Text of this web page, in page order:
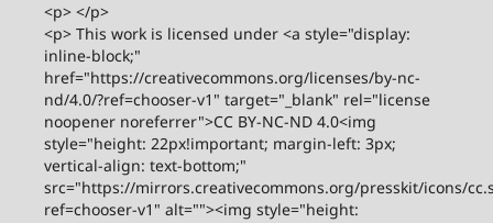
<p> </p>
<p> This work is licensed under <a style="display:
inline-block;"
href="https://creativecommons.org/licenses/by-nc-
nd/4.0/?ref=chooser-v1" target="_blank" rel="license
noopener noreferrer">CC BY-NC-ND 4.0<img
style="height: 22px!important; margin-left: 3px;
vertical-align: text-bottom;"
src="https://mirrors.creativecommons.org/presskit/icons/
ref=chooser-v1" alt=""><img style="height: